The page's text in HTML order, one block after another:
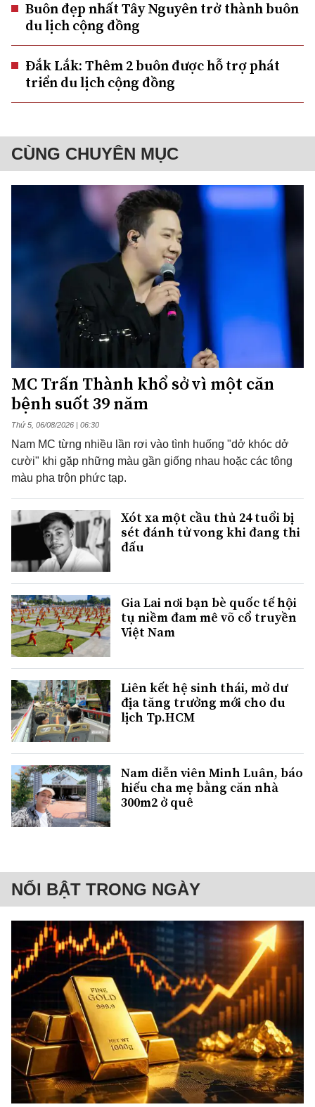
Buôn đẹp nhất Tây Nguyên trở thành buôn
du lịch cộng đồng
Đắk Lắk: Thêm 2 buôn được hỗ trợ phát
triển du lịch cộng đồng
CÙNG CHUYÊN MỤC
MC Trấn Thành khổ sở vì một căn
bệnh suốt 39 năm
Thứ 5, 06/08/2026 | 06:30
Nam MC từng nhiều lần rơi vào tình huống "dở khóc dở
cười" khi gặp những màu gần giống nhau hoặc các tông
màu pha trộn phức tạp.
Xót xa một cầu thủ 24 tuổi bị
sét đánh tử vong khi đang thi
đấu
Gia Lai nơi bạn bè quốc tế hội
tụ niềm đam mê võ cổ truyền
Việt Nam
Liên kết hệ sinh thái, mở dư
địa tăng trưởng mới cho du
lịch Tp.HCM
Nam diễn viên Minh Luân, báo
hiếu cha mẹ bằng căn nhà
300m2 ở quê
NỔI BẬT TRONG NGÀY